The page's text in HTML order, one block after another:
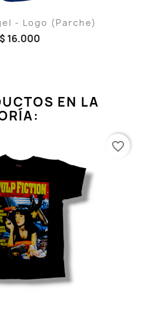
- Logo (Parche)
$ 16.000
EN LA
favorite_border